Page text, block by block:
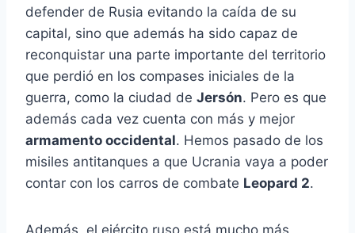
defender de Rusia evitando la caída de su
capital, sino que además ha sido capaz de
reconquistar una parte importante del territorio
que perdió en los compases iniciales de la
guerra, como la ciudad de Jersón. Pero es que
además cada vez cuenta con más y mejor
armamento occidental. Hemos pasado de los
misiles antitanques a que Ucrania vaya a poder
contar con los carros de combate Leopard 2.